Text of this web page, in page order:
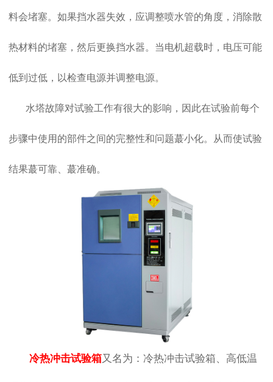
料会堵塞。如果挡水器失效，应调整喷水管的角度，消除散
热材料的堵塞，然后更换挡水器。当电机超载时，电压可能
低到过低，以检查电源并调整电源。
水塔故障对试验工作有很大的影响，因此在试验前每个
步骤中使用的部件之间的完整性和问题蕞小化。从而使试验
结果蕞可靠、蕞准确。
冷热冲击试验箱又名为：冷热冲击试验箱、高低温